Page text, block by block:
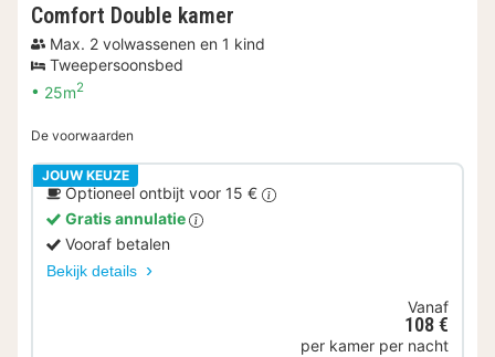
Comfort Double kamer
Max. 2 volwassenen en 1 kind
Tweepersoonsbed
25m2
De voorwaarden
JOUW KEUZE
Optioneel ontbijt voor 15 €
Gratis annulatie
Vooraf betalen
Bekijk details
Vanaf
108 €
per kamer per nacht